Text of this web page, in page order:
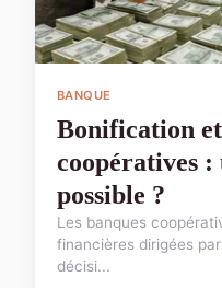
BANQUE
Bonification
coopératives :
possible ?
Les banques
financières dirigées
décisi...